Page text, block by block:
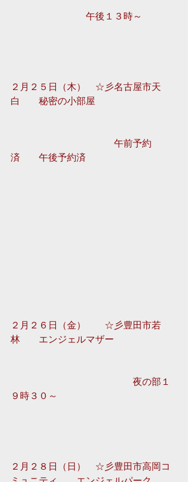
午後１３時～
２月２５日（木）　☆彡名古屋市天
白　　秘密の小部屋
午前予約
済　　午後予約済
２月２６日（金）　　☆彡豊田市若
林　　エンジェルマザー
夜の部１
９時３０～
２月２８日（日）　☆彡豊田市高岡コ